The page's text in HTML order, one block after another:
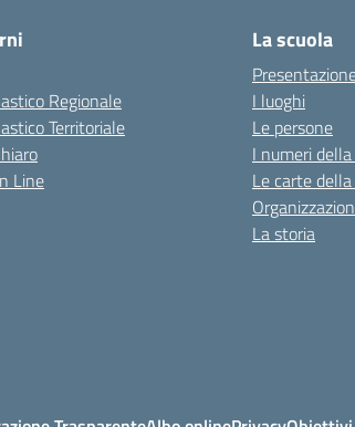
Regionale
Territoriale
Line
La scuola
I luoghi
Le persone
I numeri
Le carte
La storia